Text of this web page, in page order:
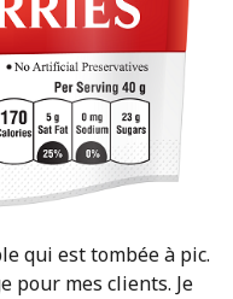
qui est tombée à pic.
pour mes clients. Je